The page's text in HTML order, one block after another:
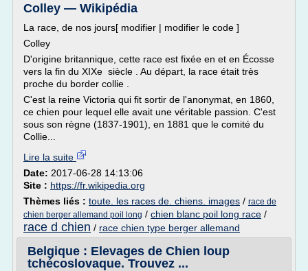
Colley — Wikipédia
La race, de nos jours[ modifier | modifier le code ]
Colley
D'origine britannique, cette race est fixée en et en Écosse
vers la fin du XIXe siècle . Au départ, la race était très
proche du border collie .
C'est la reine Victoria qui fit sortir de l'anonymat, en 1860,
ce chien pour lequel elle avait une véritable passion. C'est
sous son règne (1837-1901), en 1881 que le comité du
Collie...
Lire la suite
Date: 2017-06-28 14:13:06
Site : https://fr.wikipedia.org
Thèmes liés : toute. les races de. chiens. images / race de
chien berger allemand poil long / chien blanc poil long race /
race d chien / race chien type berger allemand
Belgique : Elevages de Chien loup
tchécoslovaque. Trouvez ...